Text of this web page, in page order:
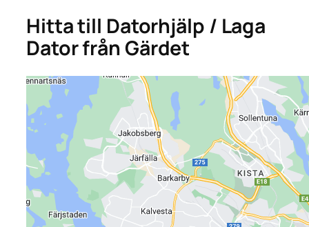
Hitta till Datorhjälp / Laga
Dator från Gärdet